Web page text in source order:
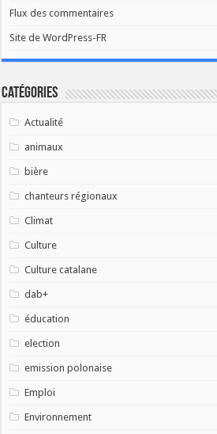
Flux des commentaires
Site de WordPress-FR
Catégories
Actualité
animaux
bière
chanteurs régionaux
Climat
Culture
Culture catalane
dab+
éducation
election
emission polonaise
Emploi
Environnement